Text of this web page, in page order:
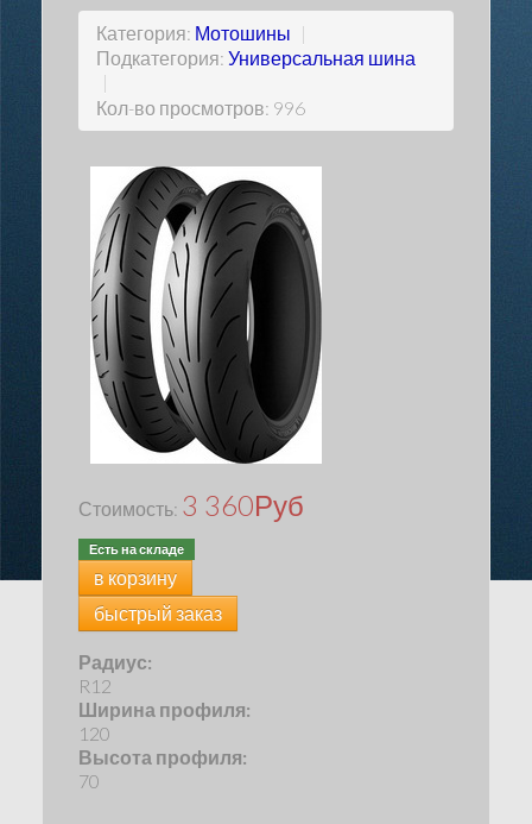
Категория: Мотошины |
Подкатегория: Универсальная шина
|
Кол-во просмотров: 996
Стоимость: 3 360Руб
Есть на складе
в корзину
быстрый заказ
Радиус:
R12
Ширина профиля:
120
Высота профиля:
70